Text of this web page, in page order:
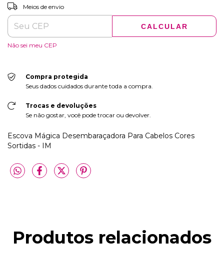
Entregas para o CEP:
Meios de envio
CALCULAR
Não sei meu CEP
Compra protegida
Seus dados cuidados durante toda a compra.
Trocas e devoluções
Se não gostar, você pode trocar ou devolver.
Escova Mágica Desembaraçadora Para Cabelos Cores
Sortidas - IM
Produtos relacionados